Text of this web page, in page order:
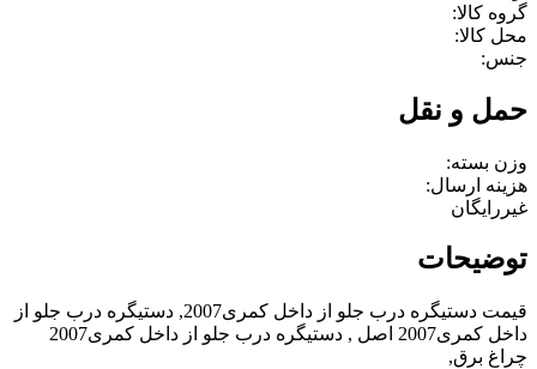
گروه کالا:
محل کالا:
جنس:
حمل و نقل
وزن بسته:
هزینه ارسال:
غیررایگان
توضیحات
قیمت دستیگره درب جلو از داخل کمری2007, دستیگره درب جلو از
داخل کمری2007 اصل , دستیگره درب جلو از داخل کمری2007
چراغ برق,